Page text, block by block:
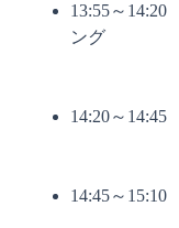
13:55～
ング
14:20～14:45
14:45～